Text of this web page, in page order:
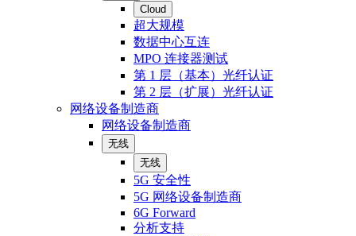
Cloud
超大规模
数据中心互连
MPO 连接器测试
第 1 层（基本）光纤认证
第 2 层（扩展）光纤认证
网络设备制造商
网络设备制造商
无线
无线
5G 安全性
5G 网络设备制造商
6G Forward
分析支持